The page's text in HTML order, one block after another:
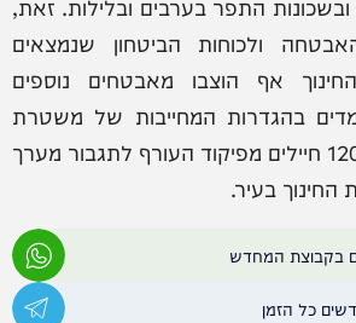
ולכוחות הביטחון שנמצאים
אף הוצבו מאבטחים נוספים
בהגדרות המחייבות של משטרת
ישראל, וכן הוצבו כ-120 חיילים מפיקוד העורף לתגבור מערך
בעיר.
בקבוצת המחדש
כל הזמן